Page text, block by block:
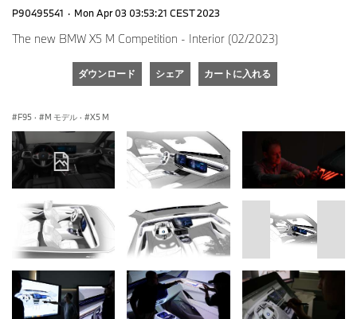
P90495541 · Mon Apr 03 03:53:21 CEST 2023
The new BMW X5 M Competition - Interior (02/2023)
ダウンロード シェア カートに入れる
F95 · M モデル · X5 M